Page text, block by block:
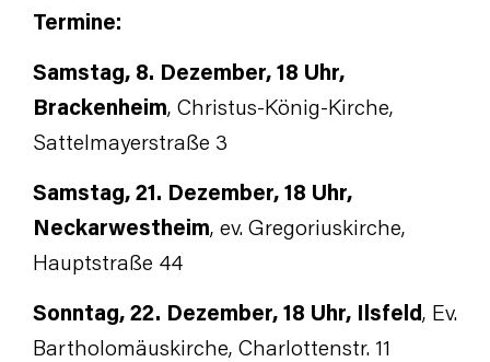
Termine:
Samstag, 8. Dezember, 18 Uhr,
Brackenheim, Christus-König-Kirche,
Sattelmayerstraße 3
Samstag, 21. Dezember, 18 Uhr,
Neckarwestheim, ev. Gregoriuskirche,
Hauptstraße 44
Sonntag, 22. Dezember, 18 Uhr, Ilsfeld, Ev.
Bartholomäuskirche, Charlottenstr. 11